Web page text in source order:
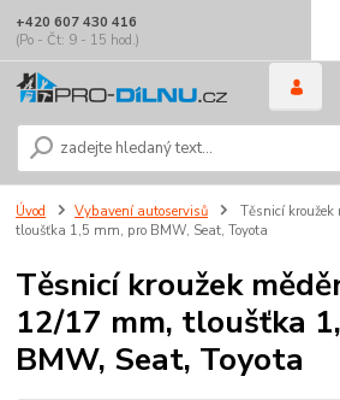
+420 607 430 416
(Po - Čt: 9 - 15 hod.)
Úvod Vybavení autoservisů
Těsnicí
tloušťka 1,5 mm, pro BMW, Seat, Toyota
Těsnicí kroužek
12/17 mm, tloušťka
BMW, Seat, Toyota